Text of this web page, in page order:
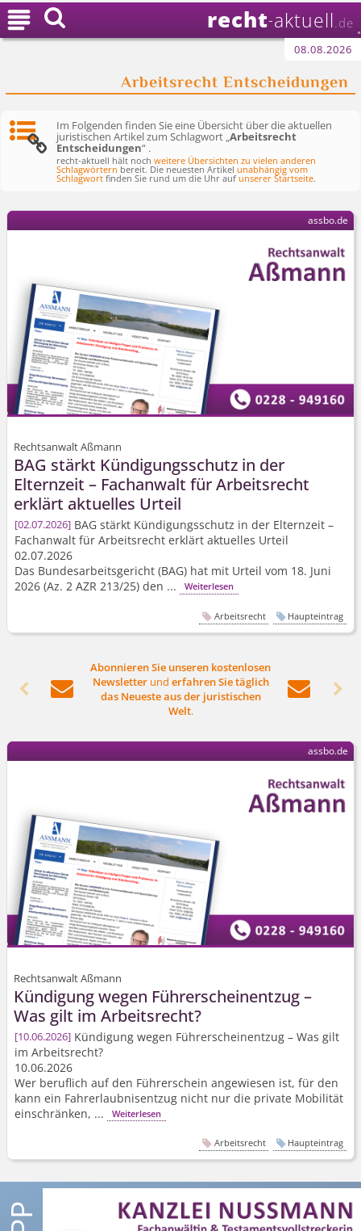
recht-aktuell .de
08.08.2026
Arbeitsrecht Entscheidungen

Im Folgenden finden Sie eine Übersicht über die aktuellen
juristischen Artikel zum Schlagwort „Arbeitsrecht
Entscheidungen“ .
recht-aktuell hält nochweitere Übersichten zu vielen anderen
Schlagwörtern bereit. Die neuesten Artikelunabhängig vom
Schlagwort finden Sie rund um die Uhr aufunserer Startseite.
Rechtsanwalt Aßmann
BAG stärkt Kündigungsschutz in der
Elternzeit – Fachanwalt für Arbeitsrecht
erklärt aktuelles Urteil
02.07.2026 BAG stärkt Kündigungsschutz in der Elternzeit –
Fachanwalt für Arbeitsrecht erklärt aktuelles Urteil
02.07.2026
Das Bundesarbeits­gericht (BAG) hat mit Urteil vom 18. Juni
2026 (Az. 2 AZR 213/25) den ...
Weiterlesen
assbo.de
Arbeitsrecht Haupteintrag
 
Abonnieren Sie unseren kostenlosen
Newsletterund erfahren Sie täglich
das Neueste aus der juristischen
Welt.
 
Rechtsanwalt Aßmann
Kündigung wegen Führerscheinentzug –
Was gilt im Arbeitsrecht?
10.06.2026 Kündigung wegen Führerscheinentzug – Was gilt
im Arbeitsrecht?
10.06.2026
Wer beruflich auf den Führerschein angewiesen ist, für den
kann ein Fahrerlaubnisentzug nicht nur die private Mobilität
einschränken, ...
Weiterlesen
assbo.de
Arbeitsrecht Haupteintrag